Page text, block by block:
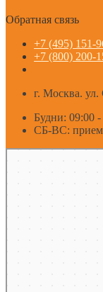
Обратная связь
+7 (495) 151-
+7 (800) 200-
г. Москва.
Будни: 09:00 -
СБ-ВС: прием